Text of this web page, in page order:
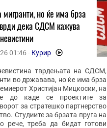
но ќе има брза
дека СДСМ кажува
невистини
01:46 - Курир -
тврдењата на СДСМ,
во државава, но ќе има брза
Христијан Мицкоски, на
до каде се проектите за
за стратешко партнерство
Студиите за брзата пруга на
рече, треба да бидат готови